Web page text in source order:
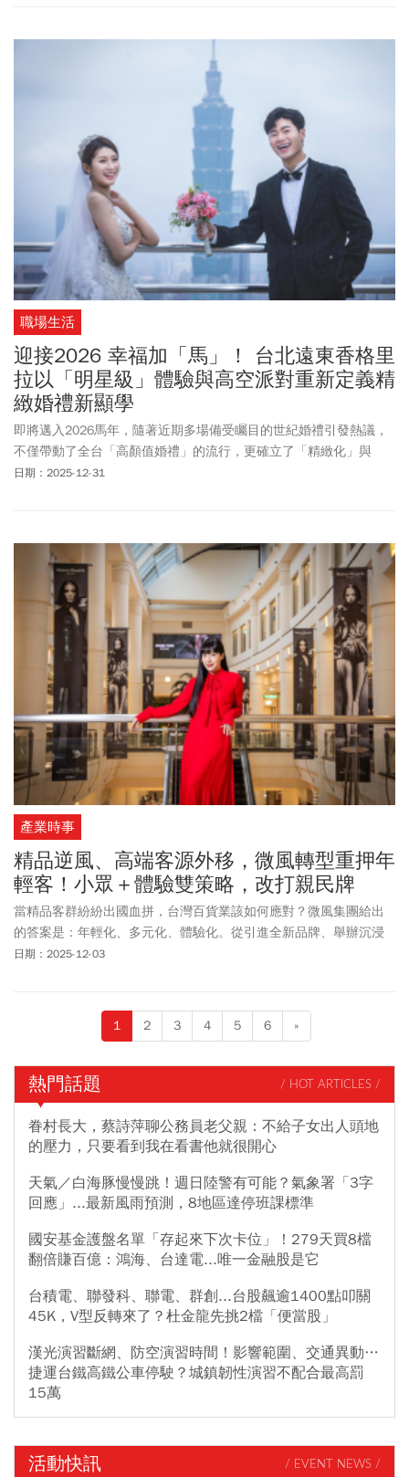
職場生活
迎接2026 幸福加「馬」！ 台北遠東香格里
拉以「明星級」體驗與高空派對重新定義精
緻婚禮新顯學
即將邁入2026馬年，隨著近期多場備受矚目的世紀婚禮引發熱議，
不僅帶動了全台「高顏值婚禮」的流行，更確立了「精緻化」與
「派對感」成為當代婚宴的兩大顯學。新世代新人不再滿足於傳統
日期：2025-12-31
產業時事
精品逆風、高端客源外移，微風轉型重押年
輕客！小眾＋體驗雙策略，改打親民牌
當精品客群紛紛出國血拼，台灣百貨業該如何應對？微風集團給出
的答案是：年輕化、多元化、體驗化。從引進全新品牌、舉辦沉浸
式光影展，微風正力拚年輕化。
日期：2025-12-03
1 2 3 4 5 6 »
熱門話題 / HOT ARTICLES /
眷村長大，蔡詩萍聊公務員老父親：不給子女出人頭地
的壓力，只要看到我在看書他就很開心
天氣／白海豚慢慢跳！週日陸警有可能？氣象署「3字
回應」...最新風雨預測，8地區達停班課標準
國安基金護盤名單「存起來下次卡位」！279天買8檔
翻倍賺百億：鴻海、台達電...唯一金融股是它
台積電、聯發科、聯電、群創...台股飆逾1400點叩關
45K，V型反轉來了？杜金龍先挑2檔「便當股」
漢光演習斷網、防空演習時間！影響範圍、交通異動…
捷運台鐵高鐵公車停駛？城鎮韌性演習不配合最高罰
15萬
活動快訊 / EVENT NEWS /